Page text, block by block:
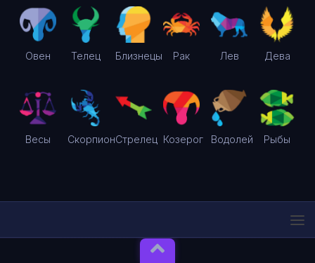
Овен Телец Близнецы Рак Лев Дева
Весы СкорпионСтрелец Козерог Водолей Рыбы